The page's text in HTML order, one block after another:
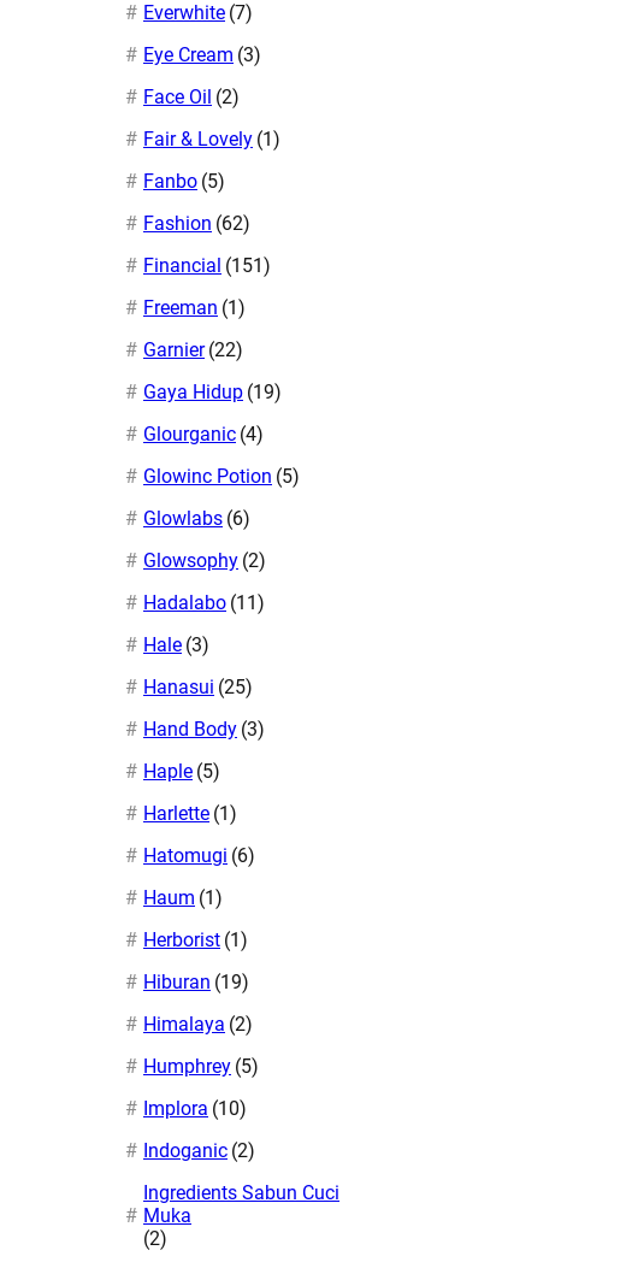
Everwhite (7)
Eye Cream (3)
Face Oil (2)
Fair & Lovely (1)
Fanbo (5)
Fashion (62)
Financial (151)
Freeman (1)
Garnier (22)
Gaya Hidup (19)
Glourganic (4)
Glowinc Potion (5)
Glowlabs (6)
Glowsophy (2)
Hadalabo (11)
Hale (3)
Hanasui (25)
Hand Body (3)
Haple (5)
Harlette (1)
Hatomugi (6)
Haum (1)
Herborist (1)
Hiburan (19)
Himalaya (2)
Humphrey (5)
Implora (10)
Indoganic (2)
Ingredients Sabun Cuci
Muka
(2)